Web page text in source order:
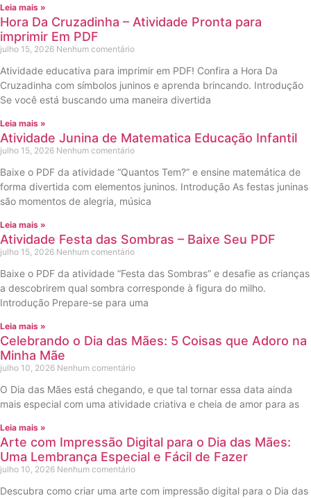
Leia mais »
Hora Da Cruzadinha – Atividade Pronta para
imprimir Em PDF
julho 15, 2026 Nenhum comentário
Atividade educativa para imprimir em PDF! Confira a Hora Da
Cruzadinha com símbolos juninos e aprenda brincando. Introdução
Se você está buscando uma maneira divertida
Leia mais »
Atividade Junina de Matematica Educação Infantil
julho 15, 2026 Nenhum comentário
Baixe o PDF da atividade “Quantos Tem?” e ensine matemática de
forma divertida com elementos juninos. Introdução As festas juninas
são momentos de alegria, música
Leia mais »
Atividade Festa das Sombras – Baixe Seu PDF
julho 15, 2026 Nenhum comentário
Baixe o PDF da atividade “Festa das Sombras” e desafie as crianças
a descobrirem qual sombra corresponde à figura do milho.
Introdução Prepare-se para uma
Leia mais »
Celebrando o Dia das Mães: 5 Coisas que Adoro na
Minha Mãe
julho 10, 2026 Nenhum comentário
O Dia das Mães está chegando, e que tal tornar essa data ainda
mais especial com uma atividade criativa e cheia de amor para as
Leia mais »
Arte com Impressão Digital para o Dia das Mães:
Uma Lembrança Especial e Fácil de Fazer
julho 10, 2026 Nenhum comentário
Descubra como criar uma arte com impressão digital para o Dia das